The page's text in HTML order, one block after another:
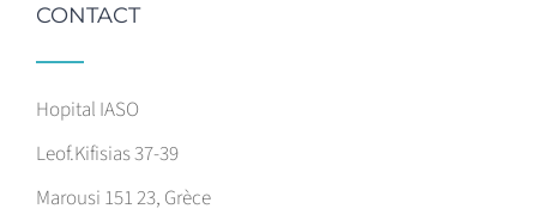
CONTACT
Hopital IASO
Leof.Kifisias 37-39
Marousi 151 23, Grèce